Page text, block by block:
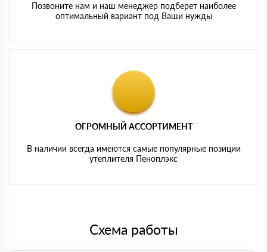
Позвоните нам и наш менеджер подберет наиболее
оптимальный вариант под Ваши нужды
ОГРОМНЫЙ АССОРТИМЕНТ
В наличии всегда имеются самые популярные позиции
утеплителя Пеноплэкс
Схема работы